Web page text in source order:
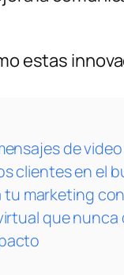
estas
de video
clientes en el
marketing
que nunca